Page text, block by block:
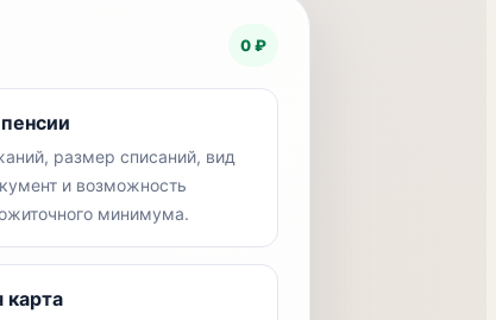
0 ₽
размер списаний, вид
и возможность
минимума.
карта